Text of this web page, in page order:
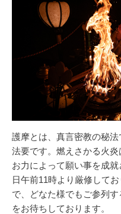
護摩とは、真言密教の秘
法要です。燃えさかる火
お力によって願い事を成
日午前11時より厳修して
で、どなた様でもご参列
をお待ちしております。